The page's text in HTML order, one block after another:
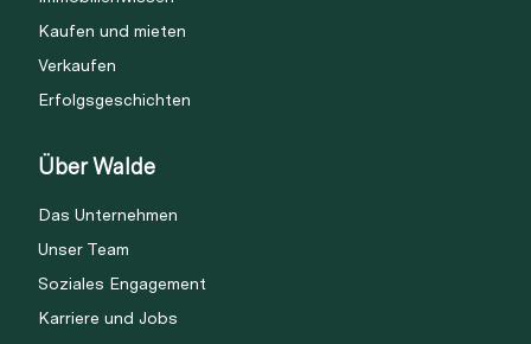
Kaufen und mieten
Verkaufen
Erfolgsgeschichten
Über Walde
Das Unternehmen
Unser Team
Soziales Engagement
Karriere und Jobs